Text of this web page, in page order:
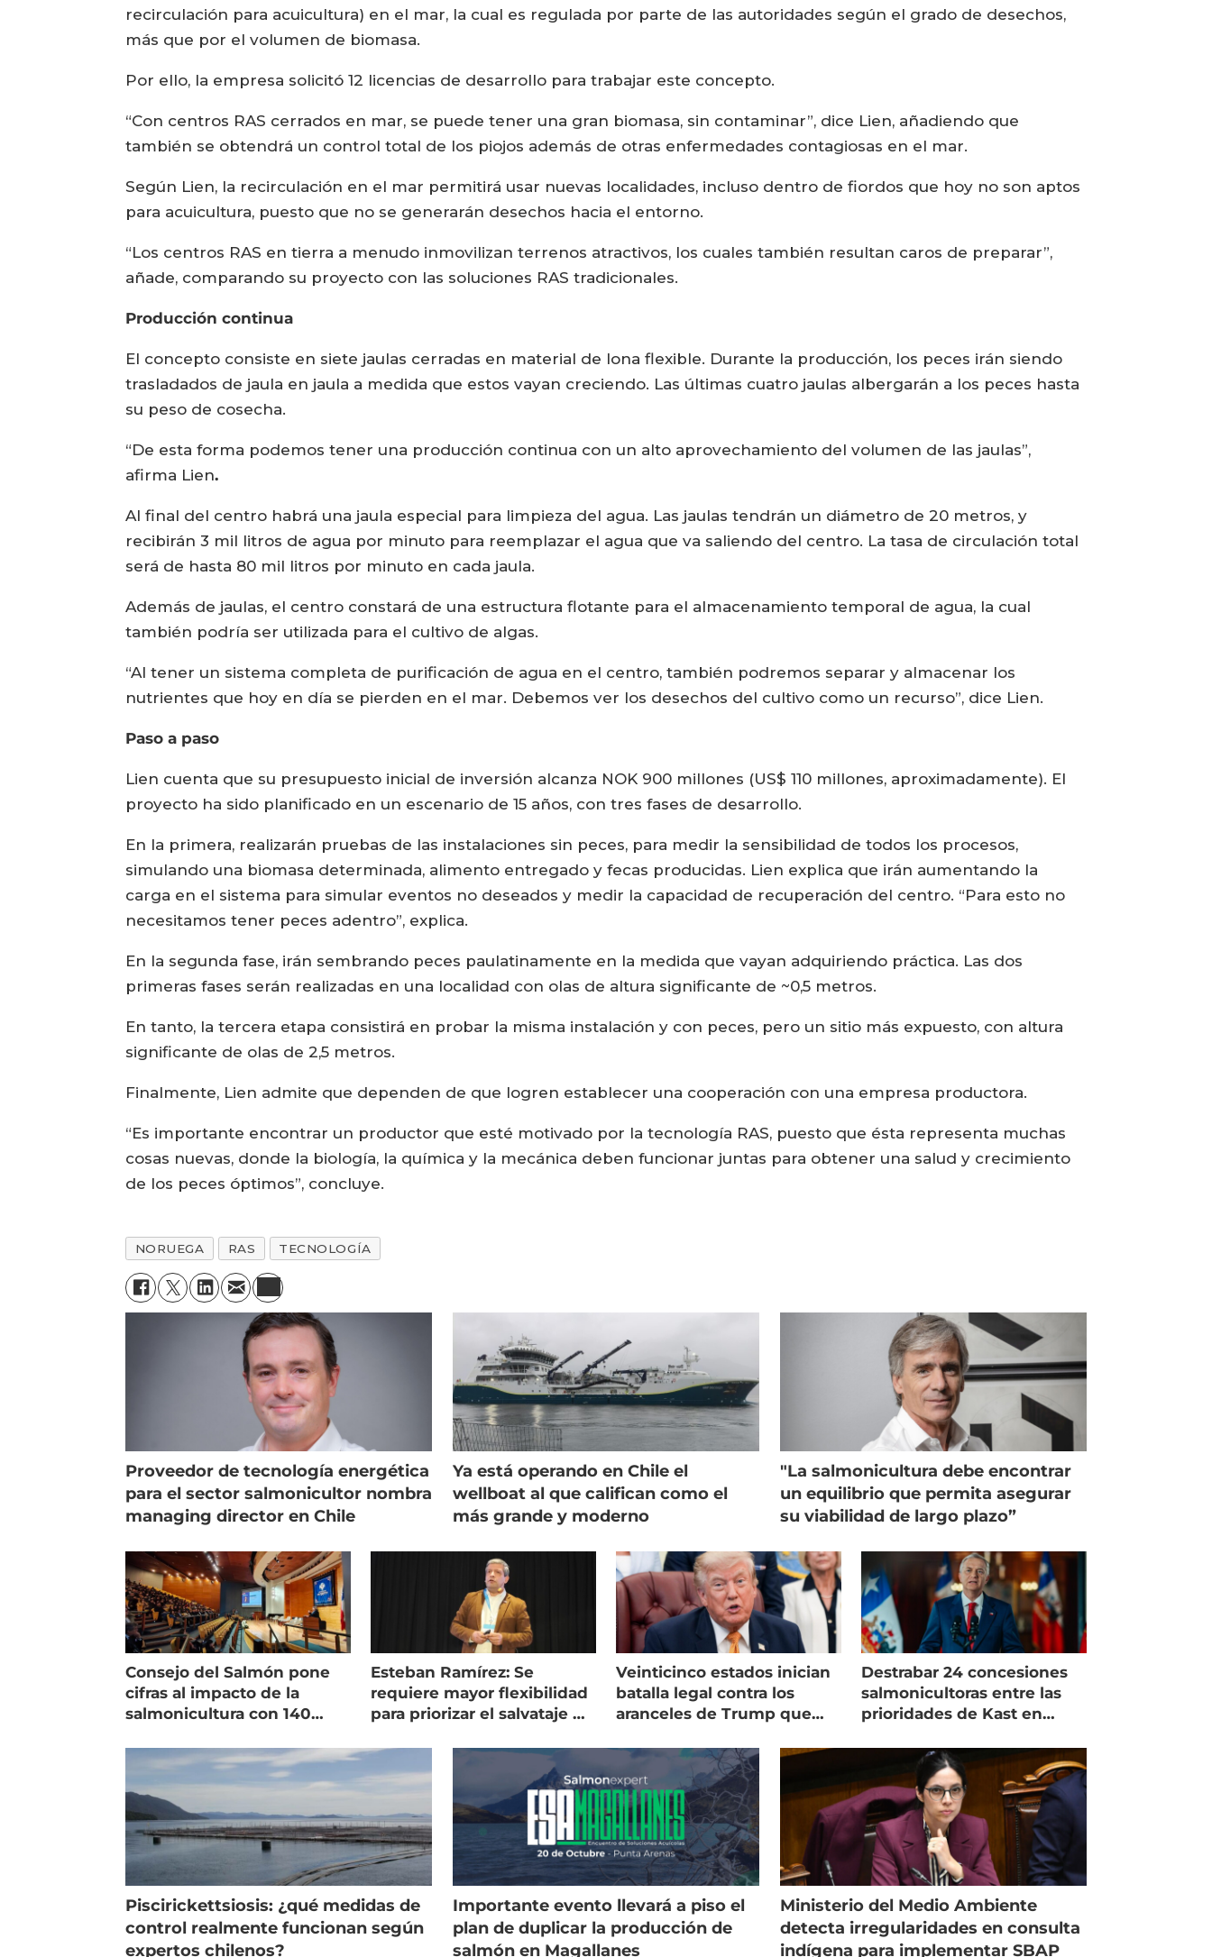
recirculación para acuicultura) en el mar, la cual es regulada por parte de las autoridades según el grado de desechos,
más que por el volumen de biomasa.
Por ello, la empresa solicitó 12 licencias de desarrollo para trabajar este concepto.
“Con centros RAS cerrados en mar, se puede tener una gran biomasa, sin contaminar”, dice Lien, añadiendo que
también se obtendrá un control total de los piojos además de otras enfermedades contagiosas en el mar.
Según Lien, la recirculación en el mar permitirá usar nuevas localidades, incluso dentro de fiordos que hoy no son aptos
para acuicultura, puesto que no se generarán desechos hacia el entorno.
“Los centros RAS en tierra a menudo inmovilizan terrenos atractivos, los cuales también resultan caros de preparar”,
añade, comparando su proyecto con las soluciones RAS tradicionales.
Producción continua
El concepto consiste en siete jaulas cerradas en material de lona flexible. Durante la producción, los peces irán siendo
trasladados de jaula en jaula a medida que estos vayan creciendo. Las últimas cuatro jaulas albergarán a los peces hasta
su peso de cosecha.
“De esta forma podemos tener una producción continua con un alto aprovechamiento del volumen de las jaulas”,
afirma Lien.
Al final del centro habrá una jaula especial para limpieza del agua. Las jaulas tendrán un diámetro de 20 metros, y
recibirán 3 mil litros de agua por minuto para reemplazar el agua que va saliendo del centro. La tasa de circulación total
será de hasta 80 mil litros por minuto en cada jaula.
Además de jaulas, el centro constará de una estructura flotante para el almacenamiento temporal de agua, la cual
también podría ser utilizada para el cultivo de algas.
“Al tener un sistema completa de purificación de agua en el centro, también podremos separar y almacenar los
nutrientes que hoy en día se pierden en el mar. Debemos ver los desechos del cultivo como un recurso”, dice Lien.
Paso a paso
Lien cuenta que su presupuesto inicial de inversión alcanza NOK 900 millones (US$ 110 millones, aproximadamente). El
proyecto ha sido planificado en un escenario de 15 años, con tres fases de desarrollo.
En la primera, realizarán pruebas de las instalaciones sin peces, para medir la sensibilidad de todos los procesos,
simulando una biomasa determinada, alimento entregado y fecas producidas. Lien explica que irán aumentando la
carga en el sistema para simular eventos no deseados y medir la capacidad de recuperación del centro. “Para esto no
necesitamos tener peces adentro”, explica.
En la segunda fase, irán sembrando peces paulatinamente en la medida que vayan adquiriendo práctica. Las dos
primeras fases serán realizadas en una localidad con olas de altura significante de ~0,5 metros.
En tanto, la tercera etapa consistirá en probar la misma instalación y con peces, pero un sitio más expuesto, con altura
significante de olas de 2,5 metros.
Finalmente, Lien admite que dependen de que logren establecer una cooperación con una empresa productora.
“Es importante encontrar un productor que esté motivado por la tecnología RAS, puesto que ésta representa muchas
cosas nuevas, donde la biología, la química y la mecánica deben funcionar juntas para obtener una salud y crecimiento
de los peces óptimos”, concluye.
NORUEGA RAS TECNOLOGÍA
Proveedor de tecnología energética
para el sector salmonicultor nombra
managing director en Chile
Ya está operando en Chile el
wellboat al que califican como el
más grande y moderno
"La salmonicultura debe encontrar
un equilibrio que permita asegurar
su viabilidad de largo plazo”
Consejo del Salmón pone
cifras al impacto de la
salmonicultura con 140
Esteban Ramírez: Se
requiere mayor flexibilidad
para priorizar el salvataje de
Veinticinco estados inician
batalla legal contra los
aranceles de Trump que
Destrabar 24 concesiones
salmonicultoras entre las
prioridades de Kast en
Piscirickettsiosis: ¿qué medidas de
control realmente funcionan según
expertos chilenos?
Importante evento llevará a piso el
plan de duplicar la producción de
salmón en Magallanes
Ministerio del Medio Ambiente
detecta irregularidades en consulta
indígena para implementar SBAP